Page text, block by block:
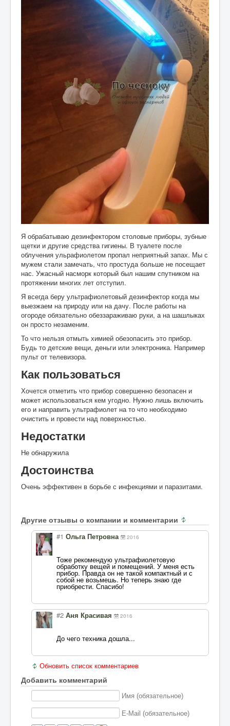
Я обрабатываю дезинфектором столовые приборы, зубные
щетки и другие средства гигиены. В туалете после
облучения ульрафиолетом пропал неприятный запах. Мы с
мужем стали замечать, что простуда больше не посещает
нас. Ужасный насморк который был нашим спутником на
протяжении многих лет отступил.
Я всегда беру ультрафиолетовый дезинфектор когда мы
выезжаем на природу или на дачу. После работы на
огороде обязательно обеззараживаю руки, а на шашлыках
он просто незаменим.
То что нельзя отмыть химией обезопасить это прибор.
Будь то детские вещи, деньги или электроника. Например
пульт от телевизора.
Как пользоваться
Хочется отметить что прибор совершенно безопасен и
может использоваться кем угодно. Нужно лишь включить
его и направить ультрафиолет на то что необходимо
очистить и провести над поверхностью.
Недостатки
Не обнаружила
Достоинства
Очень эффективен в борьбе с инфекциями и паразитами.
Другие отзывы о компании и комментарии
#1 Ольга Петровна 2016
Тоже рекомендую ультрафиолетовую
обработку вещей и помещений. У меня есть
прибор. Правда он не такой компактный и с
собой не возьмешь. Но теперь знаю где
приобрести. Спасибо!
#2 Аня Красивая 2016
До чего техника дошла...
Обновить список комментариев
Добавить комментарий
Имя (обязательное)
E-Mail (обязательное)